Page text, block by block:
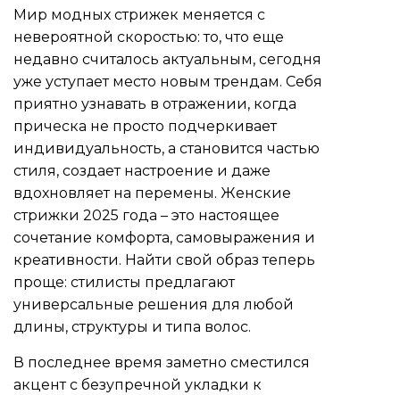
Мир модных стрижек меняется с
невероятной скоростью: то, что еще
недавно считалось актуальным, сегодня
уже уступает место новым трендам. Себя
приятно узнавать в отражении, когда
прическа не просто подчеркивает
индивидуальность, а становится частью
стиля, создает настроение и даже
вдохновляет на перемены. Женские
стрижки 2025 года – это настоящее
сочетание комфорта, самовыражения и
креативности. Найти свой образ теперь
проще: стилисты предлагают
универсальные решения для любой
длины, структуры и типа волос.
В последнее время заметно сместился
акцент с безупречной укладки к